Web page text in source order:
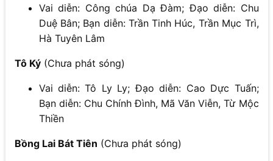
Vai diễn: Công chúa Dạ Đàm; Đạo diễn: Chu
Duệ Bân; Bạn diễn: Trần Tinh Húc, Trần Mục Trì,
Hà Tuyên Lâm
Tô Ký(Chưa phát sóng)
Vai diễn: Tô Ly Ly; Đạo diễn: Cao Dực Tuấn;
Bạn diễn: Chu Chính Đình, Mã Văn Viễn, Từ Mộc
Thiền
Bồng Lai Bát Tiên (Chưa phát sóng)